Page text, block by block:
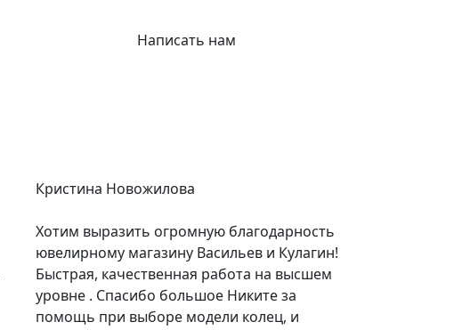
Написать нам
Кристина Новожилова
Хотим выразить огромную благодарность
ювелирному магазину Васильев и Кулагин!
Быстрая, качественная работа на высшем
уровне . Спасибо большое Никите за
помощь при выборе модели колец, и